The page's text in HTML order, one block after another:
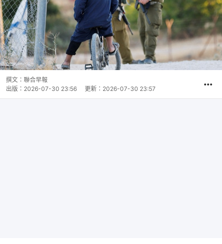
撰文： 聯合早報
出版： 2026-07-30 23:56 更新： 2026-07-30 23:57